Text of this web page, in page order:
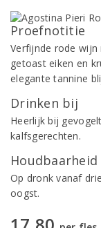
Proefnotitie
Verfijnde rode
getoast eiken en
elegante tannine
Drinken bij
Heerlijk bij
kalfsgerechten.
Houdbaarheid
Op dronk vanaf
oogst.